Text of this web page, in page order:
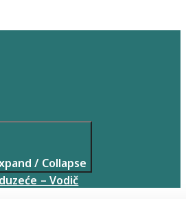
/ Collapse
– Vodič